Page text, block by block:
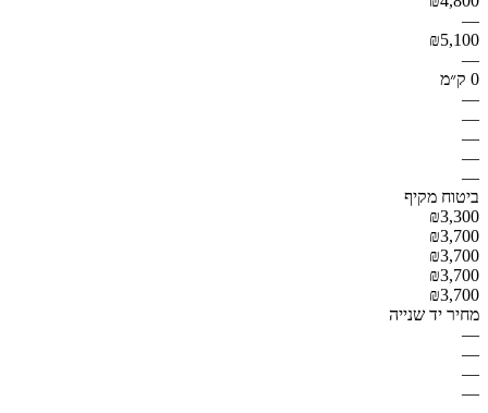
—
₪5,100
—
0 ק״מ
—
—
—
—
—
ביטוח מקיף
₪3,300
₪3,700
₪3,700
₪3,700
₪3,700
מחיר יד שנייה
—
—
—
—